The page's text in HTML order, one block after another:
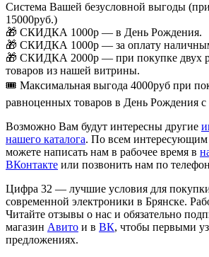
Система Вашей безусловной выгоды
15000руб.)
🎁 СКИДКА 1000р — в День Рождения.
🎁 СКИДКА 1000р — за оплату
🎁 СКИДКА 2000р — при покупке двух
товаров из нашей витрины.
🎟️ Максимальная выгода 4000руб при
равноценных товаров в День Рождения
Возможно Вам будут интересны другие
нашего каталога. По всем
можете написать нам в рабочее время в
ВКонтакте или позвонить нам по
Цифра 32 — лучшие условия для
современной электроники в Брянске.
Читайте отзывы о нас и обязательно
магазин Авито и в ВК, чтобы первыми
предложениях.